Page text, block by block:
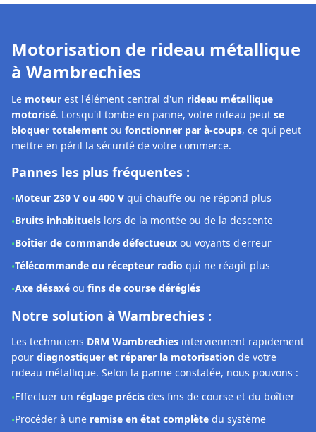
rideau métallique. Selon la panne constatée, nous pouvons :
•Effectuer unréglage précis
•Remplacer le moteuravec des pièces conformes et
garanties 2 ans
Diagnostic moteur